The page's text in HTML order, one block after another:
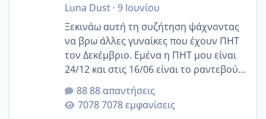
Luna Dust· 9 Ιουνίου
Ξεκινάω αυτή τη συζήτηση ψάχνοντας
να βρω άλλες γυναίκες που έχουν ΠΗΤ
τον Δεκέμβριο. Εμένα η ΠΗΤ μου είναι
24/12 και στις 16/06 είναι το ραντεβού
της αυχενικής διαφάνειας. Έχω αρκετό
άγχος και οι μέρες δεν φαίνεται να
περνάνε με τίποτα.
88 απαντήσεις
7078 εμφανίσεις